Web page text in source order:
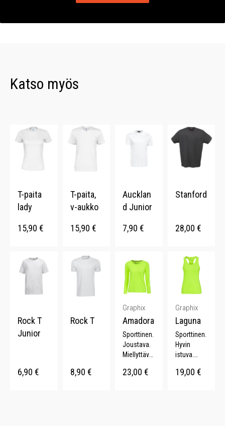
Katso myös
T-paita
lady
15,90 €
T-paita,
v-aukko
15,90 €
Aucklan
d Junior
7,90 €
Stanford
28,00 €
Rock T
Junior
6,90 €
Rock T
8,90 €
Graphix
Amadora
Sporttinen.
Joustava.
Miellyttävä.
23,00 €
Graphix
Laguna
Sporttinen.
Hyvin
istuva.
19,00 €